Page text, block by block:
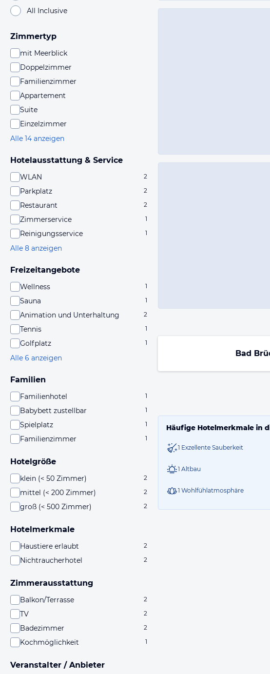
All Inclusive
Zimmertyp
mit Meerblick
Doppelzimmer
Familienzimmer
Appartement
Suite
Einzelzimmer
Alle 14 anzeigen
Hotelausstattung & Service
WLAN 2
Parkplatz 2
Restaurant 2
Zimmerservice 1
Reinigungsservice 1
Alle 8 anzeigen
Freizeitangebote
Wellness 1
Sauna 1
Animation und Unterhaltung 2
Tennis 1
Golfplatz 1
Alle 6 anzeigen
Familien
Familienhotel 1
Babybett zustellbar 1
Spielplatz 1
Familienzimmer 1
Hotelgröße
klein (< 50 Zimmer) 2
mittel (< 200 Zimmer) 2
groß (< 500 Zimmer) 2
Hotelmerkmale
Haustiere erlaubt 2
Nichtraucherhotel 2
Zimmerausstattung
Balkon/Terrasse 2
TV 2
Badezimmer 2
Kochmöglichkeit 1
Veranstalter / Anbieter
Bad
Häufige Hotelmerkmale in
1 Exzellente Sauberkeit
1 Altbau
1 Wohlfühlatmosphäre